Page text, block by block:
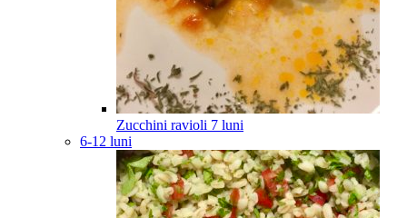
Zucchini ravioli 7 luni
6-12 luni